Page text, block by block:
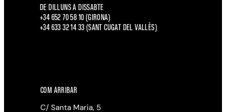
DE DILLUNS A DISSABTE
+34 652 70 58 10 (GIRONA)
+34 633 32 14 33 (SANT CUGAT DEL VALLÈS)
COM ARRIBAR
C/ Santa Maria, 5